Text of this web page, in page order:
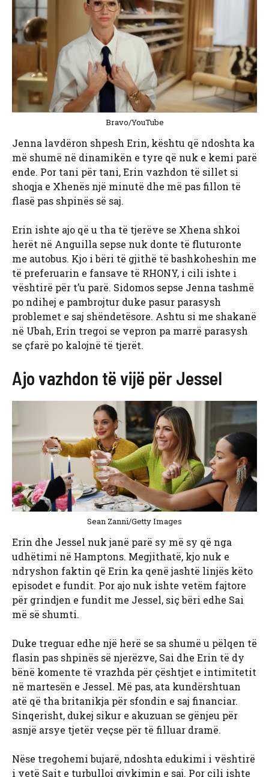
Bravo/YouTube
Jenna lavdëron shpesh Erin, kështu që ndoshta ka
më shumë në dinamikën e tyre që nuk e kemi parë
ende. Por tani për tani, Erin vazhdon të sillet si
shoqja e Xhenës një minutë dhe më pas fillon të
flasë pas shpinës së saj.
Erin ishte ajo që u tha të tjerëve se Xhena shkoi
herët në Anguilla sepse nuk donte të fluturonte
me autobus. Kjo i bëri të gjithë të bashkoheshin me
të preferuarin e fansave të RHONY, i cili ishte i
vështirë për t’u parë. Sidomos sepse Jenna tashmë
po ndihej e pambrojtur duke pasur parasysh
problemet e saj shëndetësore. Ashtu si me shakanë
në Ubah, Erin tregoi se vepron pa marrë parasysh
se çfarë po kalojnë të tjerët.
Ajo vazhdon të vijë për Jessel
Sean Zanni/Getty Images
Erin dhe Jessel nuk janë parë sy më sy që nga
udhëtimi në Hamptons. Megjithatë, kjo nuk e
ndryshon faktin që Erin ka qenë jashtë linjës këto
episodet e fundit. Por ajo nuk ishte vetëm fajtore
për grindjen e fundit me Jessel, siç bëri edhe Sai
më së shumti.
Duke treguar edhe një herë se sa shumë u pëlqen të
flasin pas shpinës së njerëzve, Sai dhe Erin të dy
bënë komente të vrazhda për çështjet e intimitetit
në martesën e Jessel. Më pas, ata kundërshtuan
atë që tha britanikja për sfondin e saj financiar.
Sinqerisht, dukej sikur e akuzuan se gënjeu për
asnjë arsye tjetër veçse për të filluar dramë.
Nëse tregohemi bujarë, ndoshta edukimi i vështirë
i vetë Sait e turbulloi gjykimin e saj. Por cili ishte